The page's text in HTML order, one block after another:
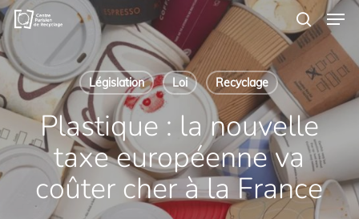
Skip
to
main
content
search
Législation Loi Recyclage
Plastique : la nouvelle
taxe européenne va
coûter cher à la France